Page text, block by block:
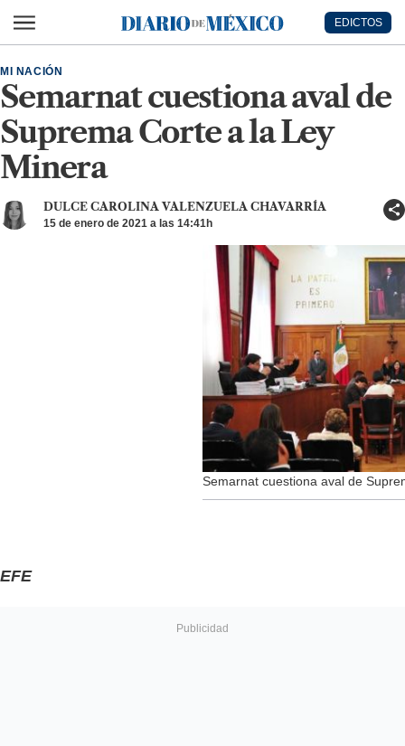
Diario de México
EDICTOS
Semarnat cuestiona aval de
Suprema Corte a la Ley
Minera
MI NACIÓN
DULCE CAROLINA VALENZUELA CHAVARRÍA
15 de enero de 2021 a las 14:41h
Semarnat cuestiona aval de
EFE